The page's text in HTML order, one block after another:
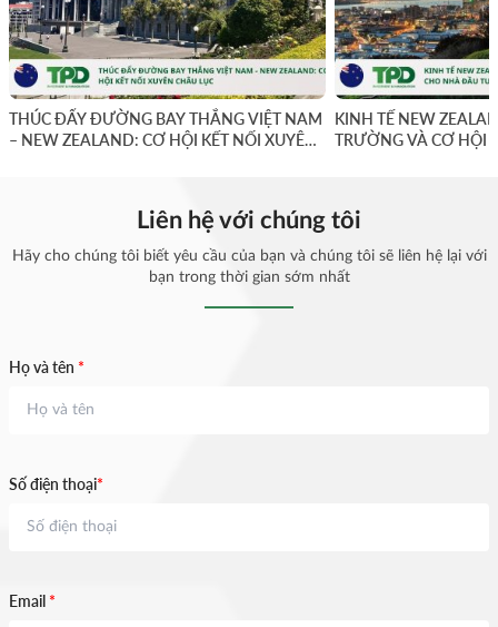
THÚC ĐẨY ĐƯỜNG BAY THẲNG VIỆT NAM
– NEW ZEALAND: CƠ HỘI KẾT NỐI XUYÊN
KINH TẾ NEW
TRƯỜNG VÀ CƠ HỘI
Liên hệ với chúng tôi
Hãy cho chúng tôi biết yêu cầu của bạn và chúng tôi sẽ liên hệ lại với
bạn trong thời gian sớm nhất
Họ và tên *
Số điện thoại*
Email *